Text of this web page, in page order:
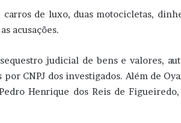
de luxo, duas motocicletas,
acusações.
judicial de bens e valores,
CNPJ dos investigados. Além de
Henrique dos Reis de